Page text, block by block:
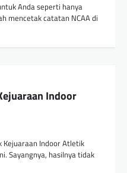
Anda seperti hanya
mencetak catatan NCAA di
Indoor
Kejuaraan Indoor Atletik
Sayangnya, hasilnya tidak